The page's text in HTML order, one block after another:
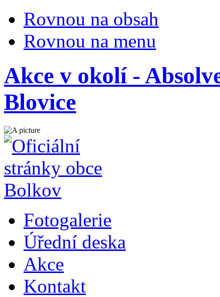
Rovnou na obsah
Rovnou na menu
Akce v okolí -
Blovice
Fotogalerie
Úřední deska
Akce
Kontakt